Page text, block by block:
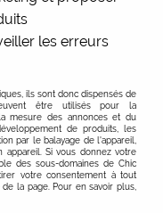
française
et Lula :
très pratiques et
disponibles dans
ils sont aussi faits
Leur fermeture à
et en toute
les erreurs
ils sont donc dispensés de
être utilisés pour la
mesure des annonces et du
de produits, les
par le balayage de l'appareil,
appareil. Si vous donnez votre
des sous-domaines de Chic
votre consentement à tout
la page. Pour en savoir plus,